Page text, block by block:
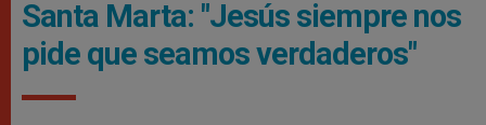
Santa Marta: "Jesús siempre nos
pide que seamos verdaderos"